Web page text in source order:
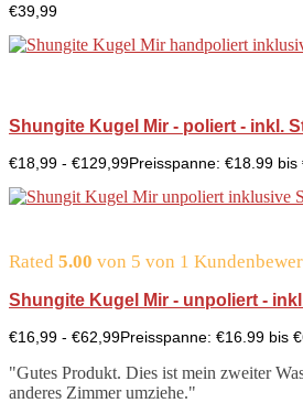
€39,99
Shungite Kugel Mir - poliert - inkl.
€18,99 - €129,99Preisspanne: €18.99 bis
Rated 5.00 von 5 von 1
Shungite Kugel Mir - unpoliert -
€16,99 - €62,99Preisspanne: €16.99 bis
"Gutes Produkt. Dies ist mein zweiter
anderes Zimmer umziehe."